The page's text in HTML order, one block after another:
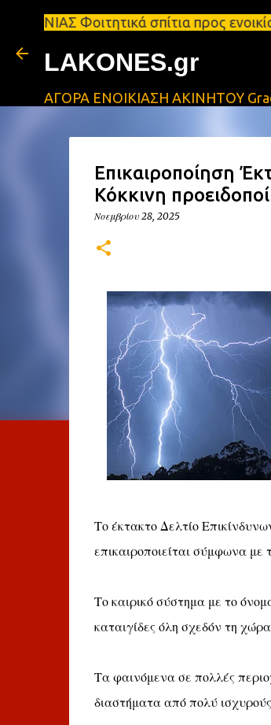
σπίτια προς ενοικίαση στη
LAKONES.gr
ΑΓΟΡΑ ΕΝΟΙΚΙΑΣΗ ΑΚΙΝΗΤΟΥ
Επικαιροποίηση
Κόκκινη
Νοεμβρίου 28, 2025
Το έκτακτο Δελτίο
επικαιροποιείται σύμφωνα με
Το καιρικό σύστημα με το
καταιγίδες όλη σχεδόν τη
Τα φαινόμενα σε πολλές
διαστήματα από πολύ